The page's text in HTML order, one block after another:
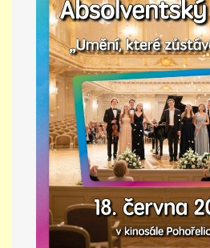
ZAMĚSTNÁNÍ
DOTACE
GDPR
ZUŠ Pohořelice
Školní 462